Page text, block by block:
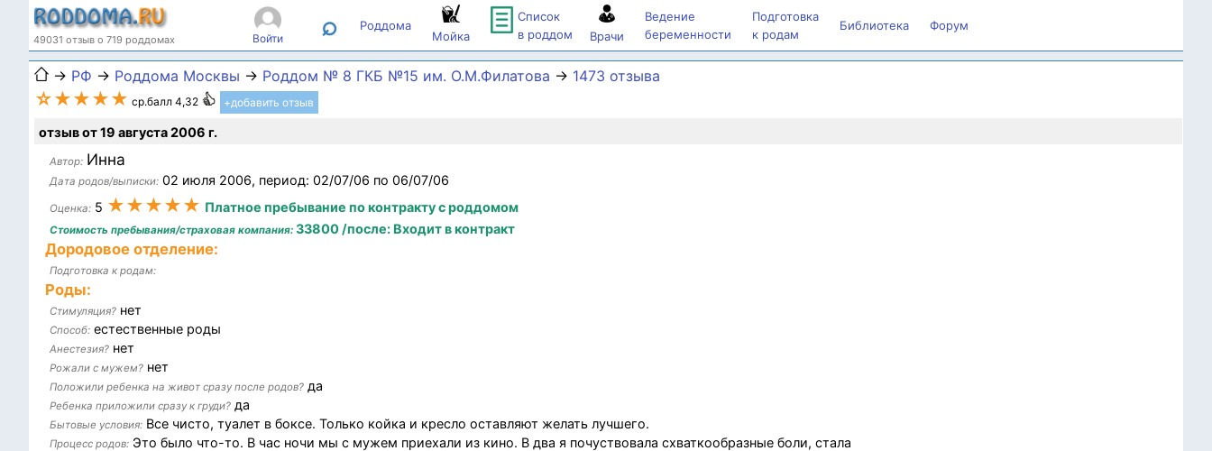
49031 отзыв о 719 роддомах Войти ⌕ Роддома
Мойка
Список
в роддом
Врачи
Ведение
беременности
Подготовка
к родам
Библиотека Форум
→ РФ → Роддома Москвы → Роддом № 8 ГКБ №15 им. О.М.Филатова → 1473 отзыва
☆★★★★ ср.балл 4,32 +добавить отзыв
отзыв от 19 августа 2006 г.
Автор: Инна
Дата родов/выписки: 02 июля 2006, период: 02/07/06 по 06/07/06
Оценка: 5 ★★★★★ Платное пребывание по контракту с роддомом
Стоимость пребывания/страховая компания: 33800 /после: Входит в контракт
Дородовое отделение:
Подготовка к родам:
Роды:
Стимуляция? нет
Способ: естественные роды
Анестезия? нет
Рожали с мужем? нет
Положили ребенка на живот сразу после родов? да
Ребенка приложили сразу к груди? да
Бытовые условия: Все чисто, туалет в боксе. Только койка и кресло оставляют желать лучшего.
Процесс родов: Это было что-то. В час ночи мы с мужем приехали из кино. В два я почуствовала схваткообразные боли, стала